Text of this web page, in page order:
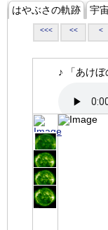
はやぶさの軌跡 宇
<<< << <
♪ 「あけぼ